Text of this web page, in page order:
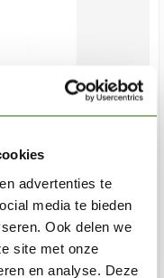
advertenties te
media te bieden
Ook delen we
site met onze
en analyse. Deze